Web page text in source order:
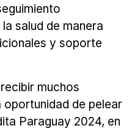
salud de manera
y soporte
muchos
oportunidad de pelear
Paraguay 2024, en